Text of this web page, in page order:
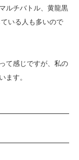
ルチバトル、黄龍黒
いる人も多いので
て感じですが、私の
ます。